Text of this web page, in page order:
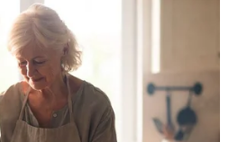
tri znaka: